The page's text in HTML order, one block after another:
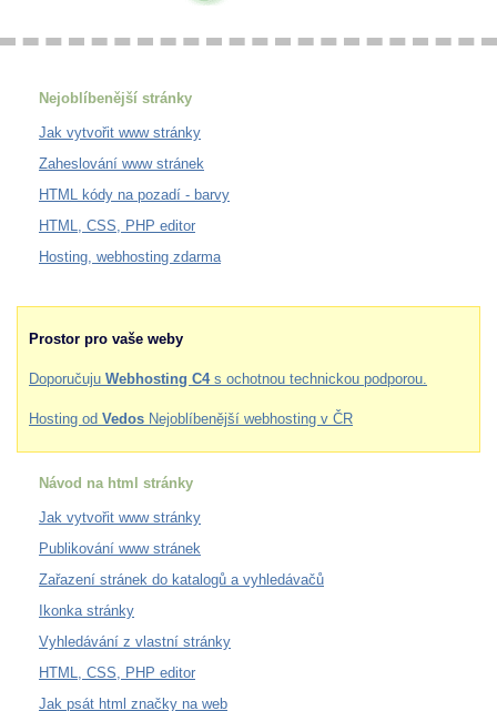
Nejoblíbenější stránky
Jak vytvořit www stránky
Zaheslování www stránek
HTML kódy na pozadí - barvy
HTML, CSS, PHP editor
Hosting, webhosting zdarma
Prostor pro vaše weby
Doporučuju Webhosting C4s ochotnou technickou podporou.
Hosting od Vedos Nejoblíbenější webhosting v ČR
Návod na html stránky
Jak vytvořit www stránky
Publikování www stránek
Zařazení stránek do katalogů a vyhledávačů
Ikonka stránky
Vyhledávání z vlastní stránky
HTML, CSS, PHP editor
Jak psát html značky na web